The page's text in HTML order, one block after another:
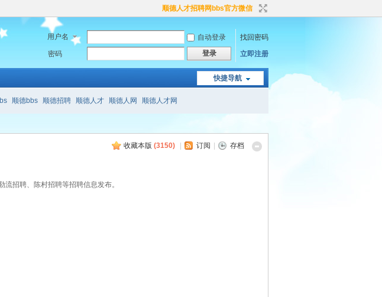
顺德人才招聘网bbs官方微信
用户名 自动登录
找回密码
密码
登录 立即注册
快捷导航
顺德bbs 顺德招聘 顺德人才 顺德人网 顺德人才网
收藏本版 (3150) 订阅 存档
招聘、陈村招聘等招聘信息发布。